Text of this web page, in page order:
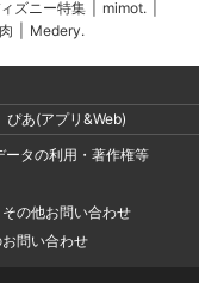
ズニー特集 mimot.
Medery.
ぴあ(アプリ&Web)
ータの利用・著作権等
の他お問い合わせ
問い合わせ